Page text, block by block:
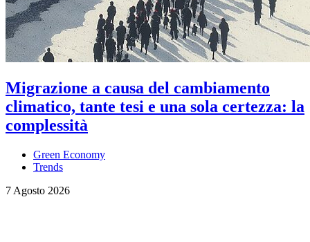
Migrazione a causa del cambiamento
climatico, tante tesi e una sola certezza: la
complessità
Green Economy
Trends
7 Agosto 2026